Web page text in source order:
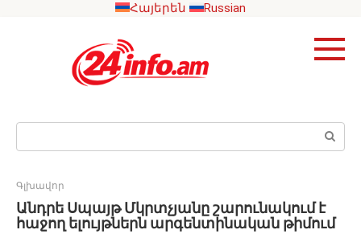
Հայերեն Russian
Search:
Գլխավոր
Անդրե Սպայթ Մկրտչյանը շարունակում է
հաջող ելույթներն արգենտինական թիմում